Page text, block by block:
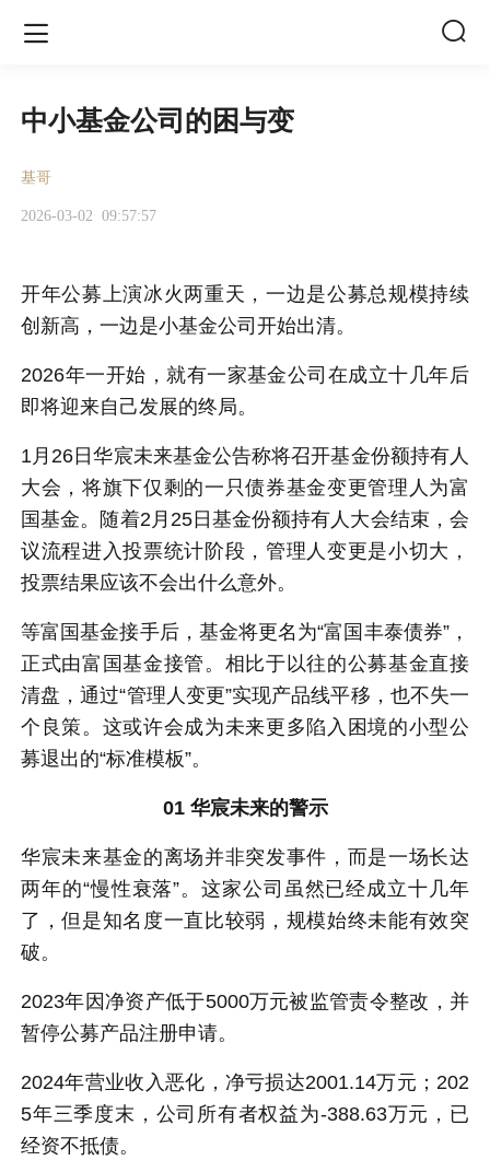
 
中小基金公司的困与变
基哥
2026-03-02 09:57:57
开年公募上演冰火两重天，一边是公募总规模持续
创新高，一边是小基金公司开始出清。
2026年一开始，就有一家基金公司在成立十几年后
即将迎来自己发展的终局。
1月26日华宸未来基金公告称将召开基金份额持有人
大会，将旗下仅剩的一只债券基金变更管理人为富
国基金。随着2月25日基金份额持有人大会结束，会
议流程进入投票统计阶段，管理人变更是小切大，
投票结果应该不会出什么意外。
等富国基金接手后，基金将更名为“富国丰泰债券”，
正式由富国基金接管。相比于以往的公募基金直接
清盘，通过“管理人变更”实现产品线平移，也不失一
个良策。这或许会成为未来更多陷入困境的小型公
募退出的“标准模板”。
01 华宸未来的警示
华宸未来基金的离场并非突发事件，而是一场长达
两年的“慢性衰落”。这家公司虽然已经成立十几年
了，但是知名度一直比较弱，规模始终未能有效突
破。
2023年因净资产低于5000万元被监管责令整改，并
暂停公募产品注册申请。
2024年营业收入恶化，净亏损达2001.14万元；202
5年三季度末，公司所有者权益为-388.63万元，已
经资不抵债。